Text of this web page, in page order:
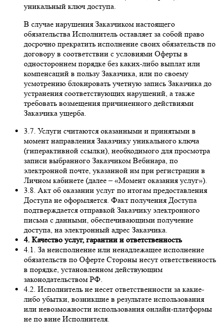
уникальный ключ доступа.
В случае нарушения Заказчиком настоящего
обязательства Исполнитель оставляет за собой право
досрочно прекратить исполнение своих обязательств по
договору в соответствии с условиями Оферты в
одностороннем порядке без каких-либо выплат или
компенсаций в пользу Заказчика, или по своему
усмотрению блокировать учетную запись Заказчика до
устранения соответствующих нарушений, а также
требовать возмещения причиненного действиями
Заказчика ущерба.
3.7. Услуги считаются оказанными и принятыми в
момент направления Заказчику уникального ключа
(гиперактивной ссылки), необходимого для просмотра
записи выбранного Заказчиком Вебинара, по
электронной почте, указанной им при регистрации в
Личном кабинете (далее – «Момент оказания услуг»).
3.8. Акт об оказании услуг по итогам предоставления
Доступа не оформляется. Факт получения Доступа
подтверждается отправкой Заказчику электронного
письма с данными, обеспечивающими получение
доступа, на электронный адрес Заказчика.
4. Качество услуг, гарантии и ответственность
4.1. За неисполнение или ненадлежащее исполнение
обязательств по Оферте Стороны несут ответственность
в порядке, установленном действующим
законодательством РФ.
4.2. Исполнитель не несет ответственности за какие-
либо убытки, возникшие в результате использования
или невозможности использования онлайн-платформы
не по вине Исполнителя.